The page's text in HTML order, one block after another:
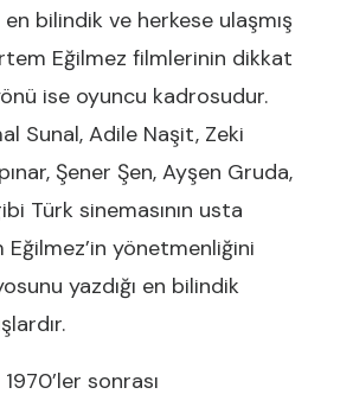
en bilindik ve herkese ulaşmış
Eğilmez filmlerinin dikkat
ise oyuncu kadrosudur.
Sunal, Adile Naşit, Zeki
Şener Şen, Ayşen Gruda,
Türk sinemasının usta
Eğilmez’in yönetmenliğini
yazdığı en bilindik
sonrası